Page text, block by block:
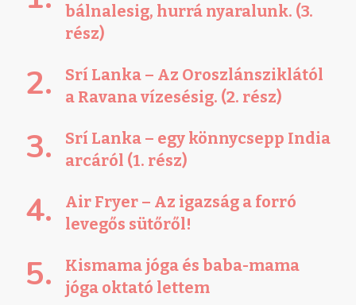
bálnalesig, hurrá nyaralunk. (3.
rész)
Srí Lanka – Az Oroszlánsziklától
a Ravana vízesésig. (2. rész)
Srí Lanka – egy könnycsepp India
arcáról (1. rész)
Air Fryer – Az igazság a forró
levegős sütőről!
Kismama jóga és baba-mama
jóga oktató lettem